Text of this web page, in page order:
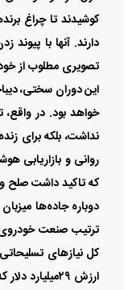
کوشیدند تا چراغ
دارند. آنها با پیوند
تصویری مطلوب از خود
این دوران سختی،
خواهد بود. در
نداشت، بلکه برای
روانی و بازاریابی
که تاکید داشت صلح
دوباره جاده‌ها
کل نیاز‌های
ارزش